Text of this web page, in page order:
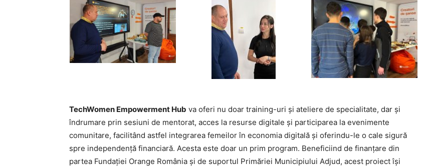
TechWomen Empowerment Hub va oferi nu doar training-uri și ateliere de specialitate, dar și
îndrumare prin sesiuni de mentorat, acces la resurse digitale și participarea la evenimente
comunitare, facilitând astfel integrarea femeilor în economia digitală și oferindu-le o cale sigură
spre independență financiară. Acesta este doar un prim program. Beneficiind de finanțare din
partea Fundației Orange România și de suportul Primăriei Municipiului Adjud, acest proiect își